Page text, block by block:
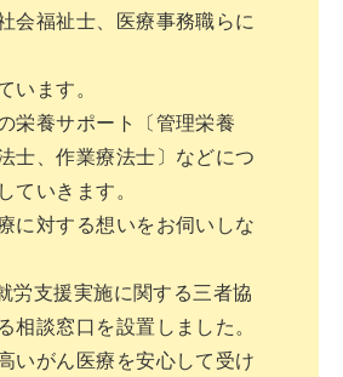
会福祉士、医療事務職らに
います。
栄養サポート〔管理栄養
士、作業療法士〕などにつ
ていきます。
に対する想いをお伺いしな
労支援実施に関する三者協
談窓口を設置しました。
いがん医療を安心して受け